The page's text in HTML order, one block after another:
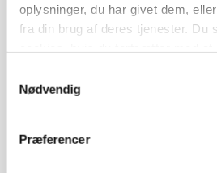
oplysninger, du har givet dem,
fra din brug af deres tjenester. Du
Nødvendig
Præferencer